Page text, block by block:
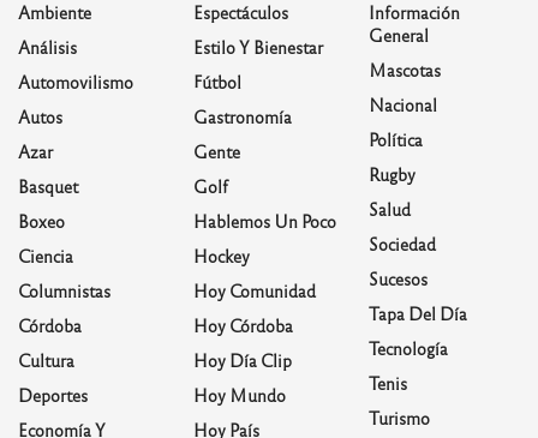
Ambiente
Análisis
Automovilismo
Autos
Azar
Basquet
Boxeo
Ciencia
Columnistas
Córdoba
Cultura
Deportes
Economía Y
Espectáculos
Estilo Y Bienestar
Fútbol
Gastronomía
Gente
Golf
Hablemos Un Poco
Hockey
Hoy Comunidad
Hoy Córdoba
Hoy Día Clip
Hoy Mundo
Hoy País
Información
General
Mascotas
Nacional
Política
Rugby
Salud
Sociedad
Sucesos
Tapa Del Día
Tecnología
Tenis
Turismo